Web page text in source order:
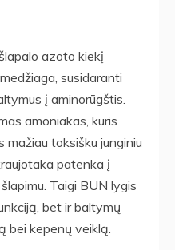
azoto kiekį
susidaranti
į aminorūgštis.
amoniakas, kuris
toksišku junginiu
patenka į
Taigi BUN lygis
bet ir baltymų
bei kepenų veiklą.